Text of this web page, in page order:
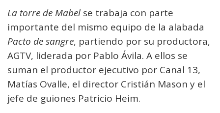
La torre de Mabel se trabaja con parte
importante del mismo equipo de la alabada
Pacto de sangre, partiendo por su productora,
AGTV, liderada por Pablo Ávila. A ellos se
suman el productor ejecutivo por Canal 13,
Matías Ovalle, el director Cristián Mason y el
jefe de guiones Patricio Heim.